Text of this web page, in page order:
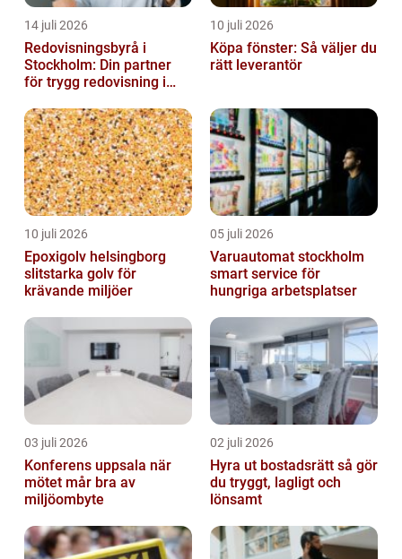
14 juli 2026
Redovisningsbyrå i
Stockholm: Din partner
för trygg redovisning i
10 juli 2026
Köpa fönster: Så väljer du
rätt leverantör
10 juli 2026
Epoxigolv helsingborg
slitstarka golv för
krävande miljöer
05 juli 2026
Varuautomat stockholm
smart service för
hungriga arbetsplatser
03 juli 2026
Konferens uppsala när
mötet mår bra av
miljöombyte
02 juli 2026
Hyra ut bostadsrätt så gör
du tryggt, lagligt och
lönsamt